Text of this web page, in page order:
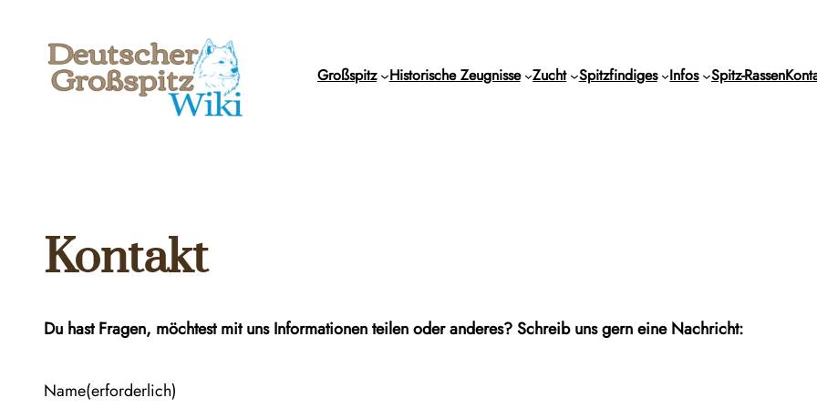
Inhalt
springen
Großspitz Historische Zeugnisse Zucht Spitzfindiges Infos Spitz-Rassen
Kontakt
Du hast Fragen, möchtest mit uns Informationen teilen oder anderes? Schreib uns gern eine Nachricht:
Name(erforderlich)